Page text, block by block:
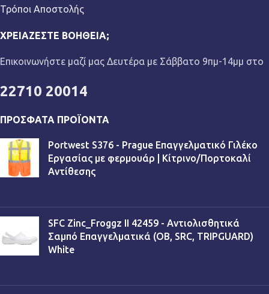
Τρόποι Αποστολής
ΧΡΕΙΆΖΕΣΤΕ ΒΟΉΘΕΙΑ;
Επικοινωνήστε μαζί μας Δευτέρα με Σάββατο 9πμ-14μμ στο
22710 20014
ΠΡΌΣΦΑΤΑ ΠΡΟΪΌΝΤΑ
Portwest S376 - Prague Επαγγελματικό Γιλέκο
Εργασίας με φερμουάρ | Κίτρινο/Πορτοκαλί
Αντίθεσης
SFC Zinc_Froggz II 42459 - Αντιολισθητικά
Σαμπό Επαγγελματικά (OB, SRC, TRIPGUARD)
White